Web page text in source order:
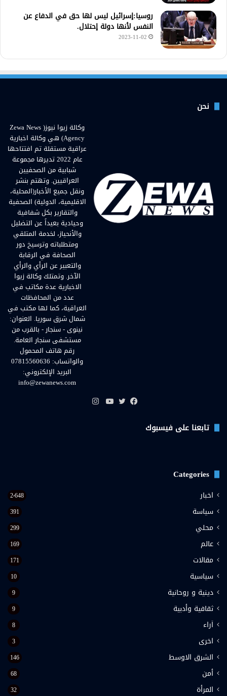
روسيا:إسرائيل ليس لها حق في الدفاع عن
النفس لأنها دولة إحتلال.
2023-11-02
نحن
وكالة زيوا نيوز( Zewa News
Agency) هي وكالة اخبارية
عراقية مستقلة تم افتتاحها
عام 2022 تديرها مجموعة
شبابية من الصحفيين
العراقيين. وتهتم بنشر
ونقل جميع الأخبار(المحلية،
الاقليمية، الدولية) الصحفية
والتقارير بكل شفافية
وحيادية بعيداً عن التضليل
والأنحياز، لخدمة المتلقي
ومتطلباته وترسيخ دور
الصحافة في الرقابة
والتعبير عن الرأي والرأي
الآخر. وتمتلك وكالة زيوا
الاخبارية عدة مكاتب في
عدد من المحافظات
العراقية، كما لها مكتب في
شمال شرق سوريا. العنوان:
نينوى - سنجار - بالقرب من
مستشفى سنجار العامة.
رقم هاتف المحمول
والواتساب: 07815560636
البريد الإلكتروني:
info@zewanews.com
تابعنا على فيسبوك
Categories
اخبار 2٬648
سياسة 391
محلي 299
عالم 169
مقالات 171
سياسية 10
دينية و روحانية 9
ثقافية وأدبية 9
اَراء 8
اخرى 3
الشرق الاوسط 146
أمن 68
المرأة 32